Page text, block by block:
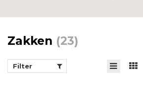
Zakken (23)
Filter